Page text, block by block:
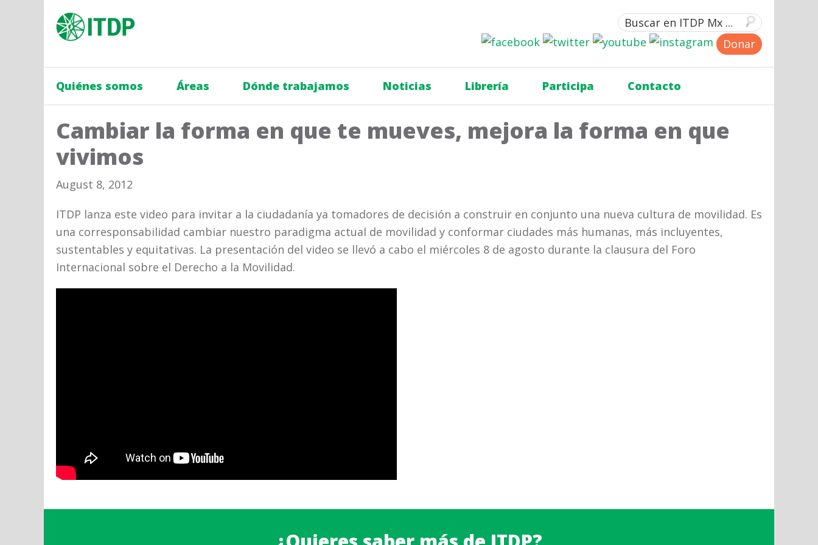
Donar
Quiénes somos Áreas Dónde trabajamos Noticias Librería Participa Contacto
Cambiar la forma en que te mueves, mejora la forma en que
vivimos
August 8, 2012
ITDP lanza este video para invitar a la ciudadanía ya tomadores de decisión a construir en conjunto una nueva cultura de movilidad. Es
una corresponsabilidad cambiar nuestro paradigma actual de movilidad y conformar ciudades más humanas, más incluyentes,
sustentables y equitativas. La presentación del video se llevó a cabo el miércoles 8 de agosto durante la clausura del Foro
Internacional sobre el Derecho a la Movilidad.